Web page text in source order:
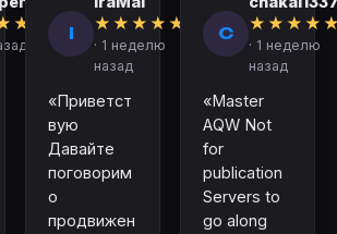
★ I ★ ★ ★ ★ ★
· 1 неделю
назад
«Приветст
вую
Давайте
поговорим
о
продвижен
C ★ ★ ★ ★
· 1 неделю
назад
«Master
AQW Not
for
publication
Servers to
go along